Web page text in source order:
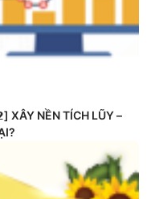
NỀN TÍCH LŨY –